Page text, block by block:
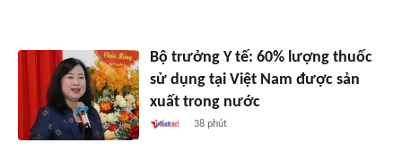
Bộ trưởng Y tế: 60% lượng thuốc
sử dụng tại Việt Nam được sản
xuất trong nước
38 phút